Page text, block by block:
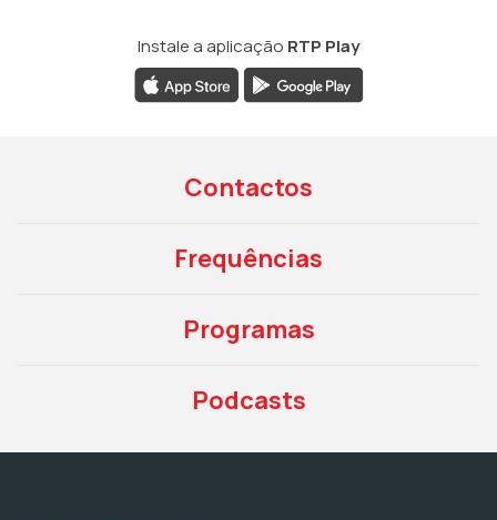
Instale a aplicação RTP Play
Contactos
Frequências
Programas
Podcasts